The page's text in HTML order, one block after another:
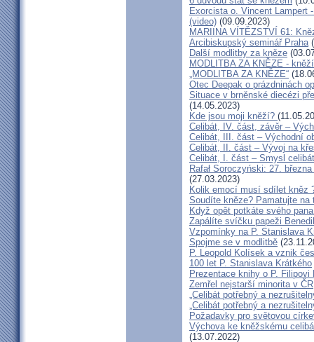
Exorcista o. Vincent Lampert
(video) (09.09.2023)
MARIINA VÍTĚZSTVÍ 61:
Arcibiskupský seminář Praha
Další modlitby za kněze
MODLITBA ZA KNĚZE -
„MODLITBA ZA KNĚZE“
Otec Deepak o prázdninách
Situace v brněnské diecézi
(14.05.2023)
Kde jsou moji kněží?
Celibát, IV. část, závěr –
Celibát, III. část – Východní
Celibát, II. část – Vývoj na
Celibát, I. část – Smysl
Rafał Soroczyński: 27.
(27.03.2023)
Kolik emocí musí sdílet kněz
Soudíte kněze? Pamatujte
Když opět potkáte svého
Zapálíte svíčku papeži
Vzpomínky na P. Stanislava
Spojme se v modlitbě
P. Leopold Kolísek a vznik
100 let P. Stanislava Krátkého
Prezentace knihy o P. Filipovi
Zemřel nejstarší minorita v ČR
„Celibát potřebný a
„Celibát potřebný a
Požadavky pro světovou
Výchova ke kněžskému
(13.07.2022)